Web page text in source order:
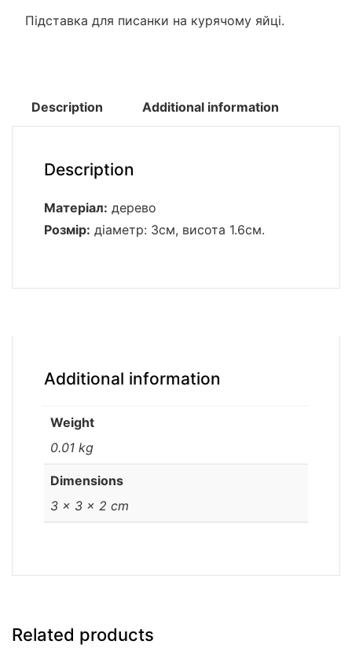
Підставка для писанки на курячому яйці.
Description Additional information
Description
Матеріал: дерево
Розмір: діаметр: 3см, висота 1.6см.
Additional information
Weight
0.01 kg
Dimensions
3 × 3 × 2 cm
Related products